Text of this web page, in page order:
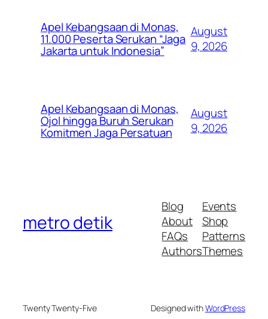
Apel Kebangsaan di Monas,
11.000 Peserta Serukan “Jaga
Jakarta untuk Indonesia”
August
9, 2026
Apel Kebangsaan di Monas,
Ojol hingga Buruh Serukan
Komitmen Jaga Persatuan
August
9, 2026
metro detik
Blog
About
FAQs
Authors
Events
Shop
Patterns
Themes
Twenty Twenty-Five Designed withWordPress